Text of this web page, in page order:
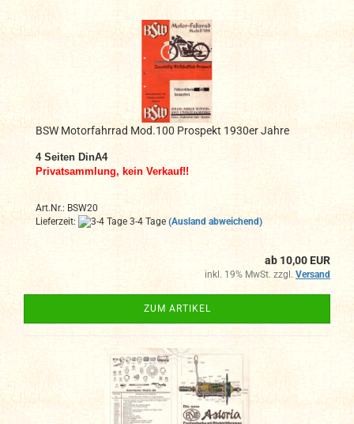
BSW Motorfahrrad Mod.100 Prospekt 1930er Jahre
4 Seiten DinA4
Privatsammlung, kein Verkauf!!
Art.Nr.: BSW20
Lieferzeit:
3-4 Tage (Ausland abweichend)
ab 10,00 EUR
inkl. 19% MwSt. zzgl. Versand
ZUM ARTIKEL